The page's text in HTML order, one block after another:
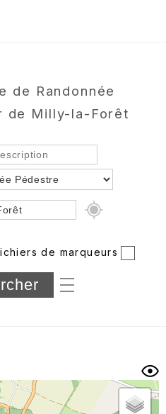
de Randonnée
de Milly-la-Forêt
de marqueurs